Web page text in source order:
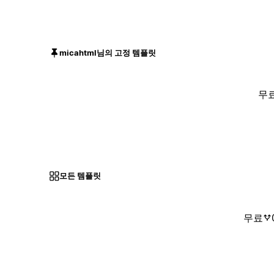
micahtml님의 고정 템플릿
무
모든 템플릿
무료